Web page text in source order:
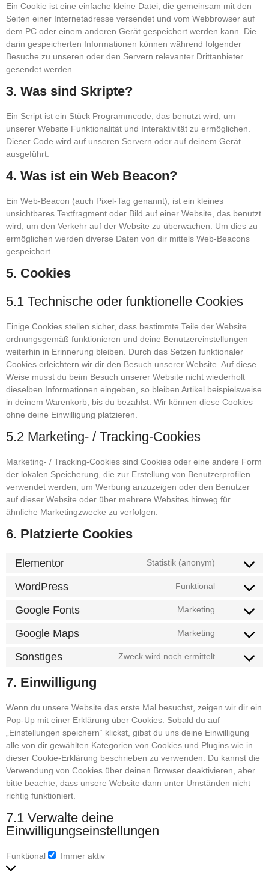
Ein Cookie ist eine einfache kleine Datei, die gemeinsam mit den
Seiten einer Internetadresse versendet und vom Webbrowser auf
dem PC oder einem anderen Gerät gespeichert werden kann. Die
darin gespeicherten Informationen können während folgender
Besuche zu unseren oder den Servern relevanter Drittanbieter
gesendet werden.
3. Was sind Skripte?
Ein Script ist ein Stück Programmcode, das benutzt wird, um
unserer Website Funktionalität und Interaktivität zu ermöglichen.
Dieser Code wird auf unseren Servern oder auf deinem Gerät
ausgeführt.
4. Was ist ein Web Beacon?
Ein Web-Beacon (auch Pixel-Tag genannt), ist ein kleines
unsichtbares Textfragment oder Bild auf einer Website, das benutzt
wird, um den Verkehr auf der Website zu überwachen. Um dies zu
ermöglichen werden diverse Daten von dir mittels Web-Beacons
gespeichert.
5. Cookies
5.1 Technische oder funktionelle Cookies
Einige Cookies stellen sicher, dass bestimmte Teile der Website
ordnungsgemäß funktionieren und deine Benutzereinstellungen
weiterhin in Erinnerung bleiben. Durch das Setzen funktionaler
Cookies erleichtern wir dir den Besuch unserer Website. Auf diese
Weise musst du beim Besuch unserer Website nicht wiederholt
dieselben Informationen eingeben, so bleiben Artikel beispielsweise
in deinem Warenkorb, bis du bezahlst. Wir können diese Cookies
ohne deine Einwilligung platzieren.
5.2 Marketing- / Tracking-Cookies
Marketing- / Tracking-Cookies sind Cookies oder eine andere Form
der lokalen Speicherung, die zur Erstellung von Benutzerprofilen
verwendet werden, um Werbung anzuzeigen oder den Benutzer
auf dieser Website oder über mehrere Websites hinweg für
ähnliche Marketingzwecke zu verfolgen.
6. Platzierte Cookies
Elementor Statistik (anonym)
WordPress Funktional
Google Fonts Marketing
Google Maps Marketing
Sonstiges Zweck wird noch ermittelt
7. Einwilligung
Wenn du unsere Website das erste Mal besuchst, zeigen wir dir ein
Pop-Up mit einer Erklärung über Cookies. Sobald du auf
„Einstellungen speichern“ klickst, gibst du uns deine Einwilligung
alle von dir gewählten Kategorien von Cookies und Plugins wie in
dieser Cookie-Erklärung beschrieben zu verwenden. Du kannst die
Verwendung von Cookies über deinen Browser deaktivieren, aber
bitte beachte, dass unsere Website dann unter Umständen nicht
richtig funktioniert.
7.1 Verwalte deine
Einwilligungseinstellungen
Funktional Immer aktiv